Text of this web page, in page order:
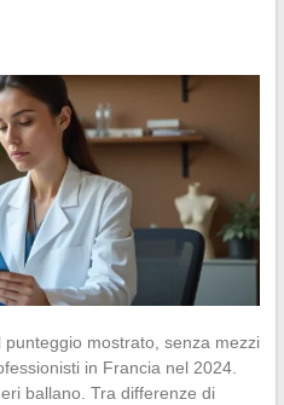
punteggio mostrato, senza mezzi
in Francia nel 2024.
ballano. Tra differenze di